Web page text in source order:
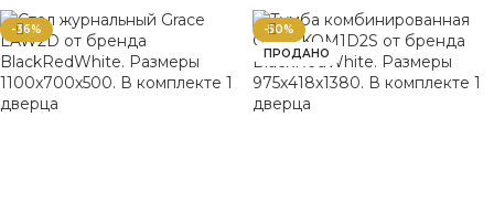
-36%
-50%
ПРОДАНО